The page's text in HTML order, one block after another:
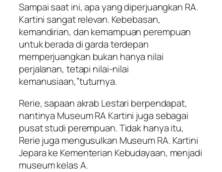
Sampai saat ini, apa yang diperjuangkan RA.
Kartini sangat relevan. Kebebasan,
kemandirian, dan kemampuan perempuan
untuk berada di garda terdepan
memperjuangkan bukan hanya nilai
perjalanan, tetapi nilai-nilai
kemanusiaan,”tuturnya.
Rerie, sapaan akrab Lestari berpendapat,
nantinya Museum RA Kartini juga sebagai
pusat studi perempuan. Tidak hanya itu,
Rerie juga mengusulkan Museum RA. Kartini
Jepara ke Kementerian Kebudayaan, menjadi
museum kelas A.